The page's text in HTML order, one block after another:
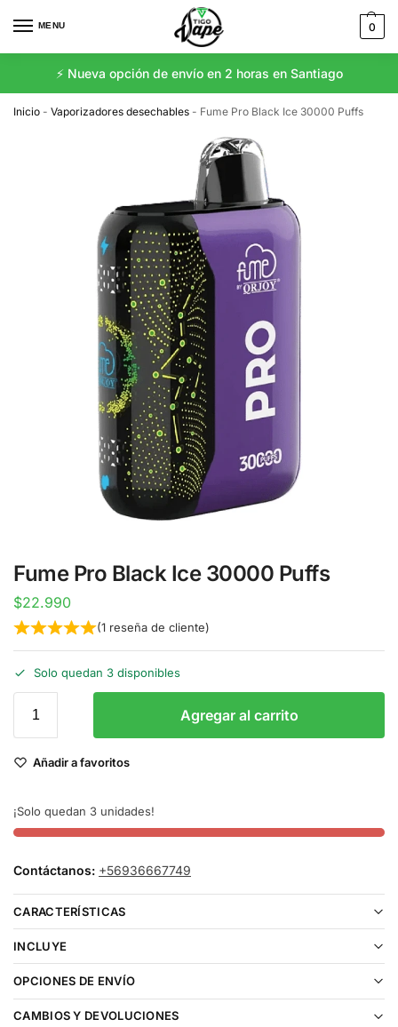
MENU 0
⚡️ Nueva opción de envío en 2 horas en Santiago
Inicio - Vaporizadores desechables - Fume Pro Black Ice 30000 Puffs
Fume Pro Black Ice 30000 Puffs
$22.990
(1reseña de cliente)
Solo quedan 3 disponibles
Agregar al carrito
Añadir a favoritos
¡Solo quedan 3 unidades!
Contáctanos: +56936667749
CARACTERÍSTICAS
INCLUYE
OPCIONES DE ENVÍO
CAMBIOS Y DEVOLUCIONES